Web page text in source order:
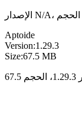
Aptoide
Version:1.29.3
Size:67.5 MB